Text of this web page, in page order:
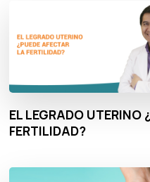
EL LEGRADO UTERINO
FERTILIDAD?